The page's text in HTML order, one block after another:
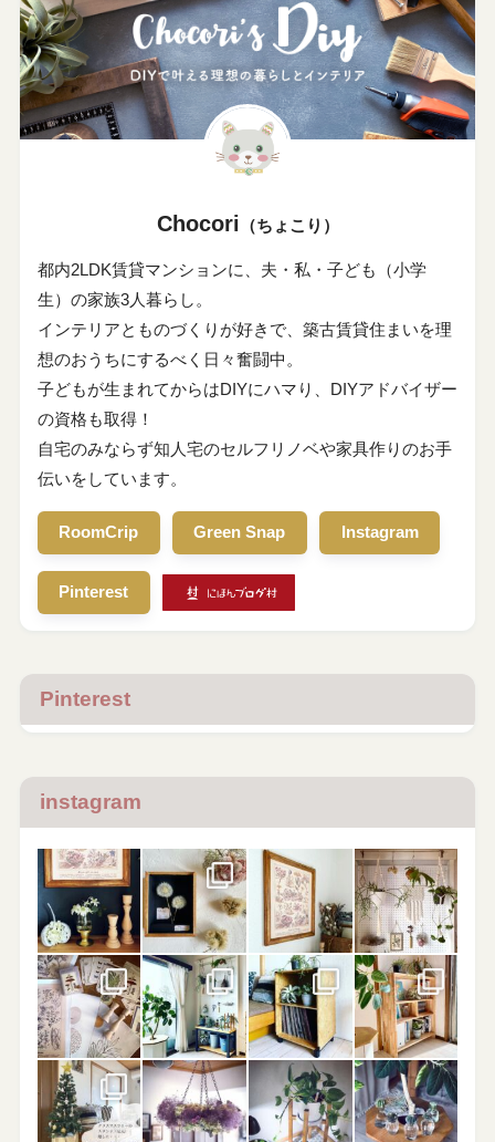
Chocori （ちょこり）
都内2LDK賃貸マンションに、夫・私・子ども（小学
生）の家族3人暮らし。
インテリアとものづくりが好きで、築古賃貸住まいを理
想のおうちにするべく日々奮闘中。
子どもが生まれてからはDIYにハマり、DIYアドバイザー
の資格も取得！
自宅のみならず知人宅のセルフリノベや家具作りのお手
伝いをしています。
RoomCrip Green Snap Instagram
Pinterest
Pinterest
instagram